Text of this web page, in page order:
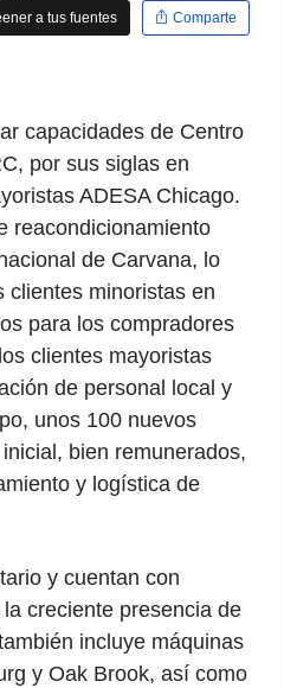
a tus fuentes
Comparte
capacidades de Centro
por sus siglas en
ADESA Chicago.
reacondicionamiento
de Carvana, lo
clientes minoristas en
para los compradores
clientes mayoristas
de personal local y
unos 100 nuevos
bien remunerados,
y logística de
y cuentan con
creciente presencia de
incluye máquinas
y Oak Brook, así como